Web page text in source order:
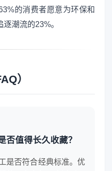
的消费者愿意为环保和
潮流的23%。
）
否值得长久收藏？
是否符合经典标准。优